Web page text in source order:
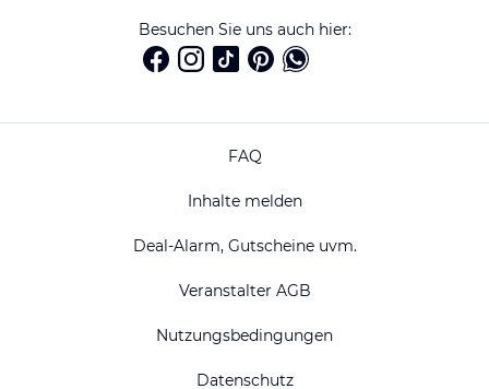
Besuchen Sie uns auch hier:
FAQ
Inhalte melden
Deal-Alarm, Gutscheine uvm.
Veranstalter AGB
Nutzungsbedingungen
Datenschutz